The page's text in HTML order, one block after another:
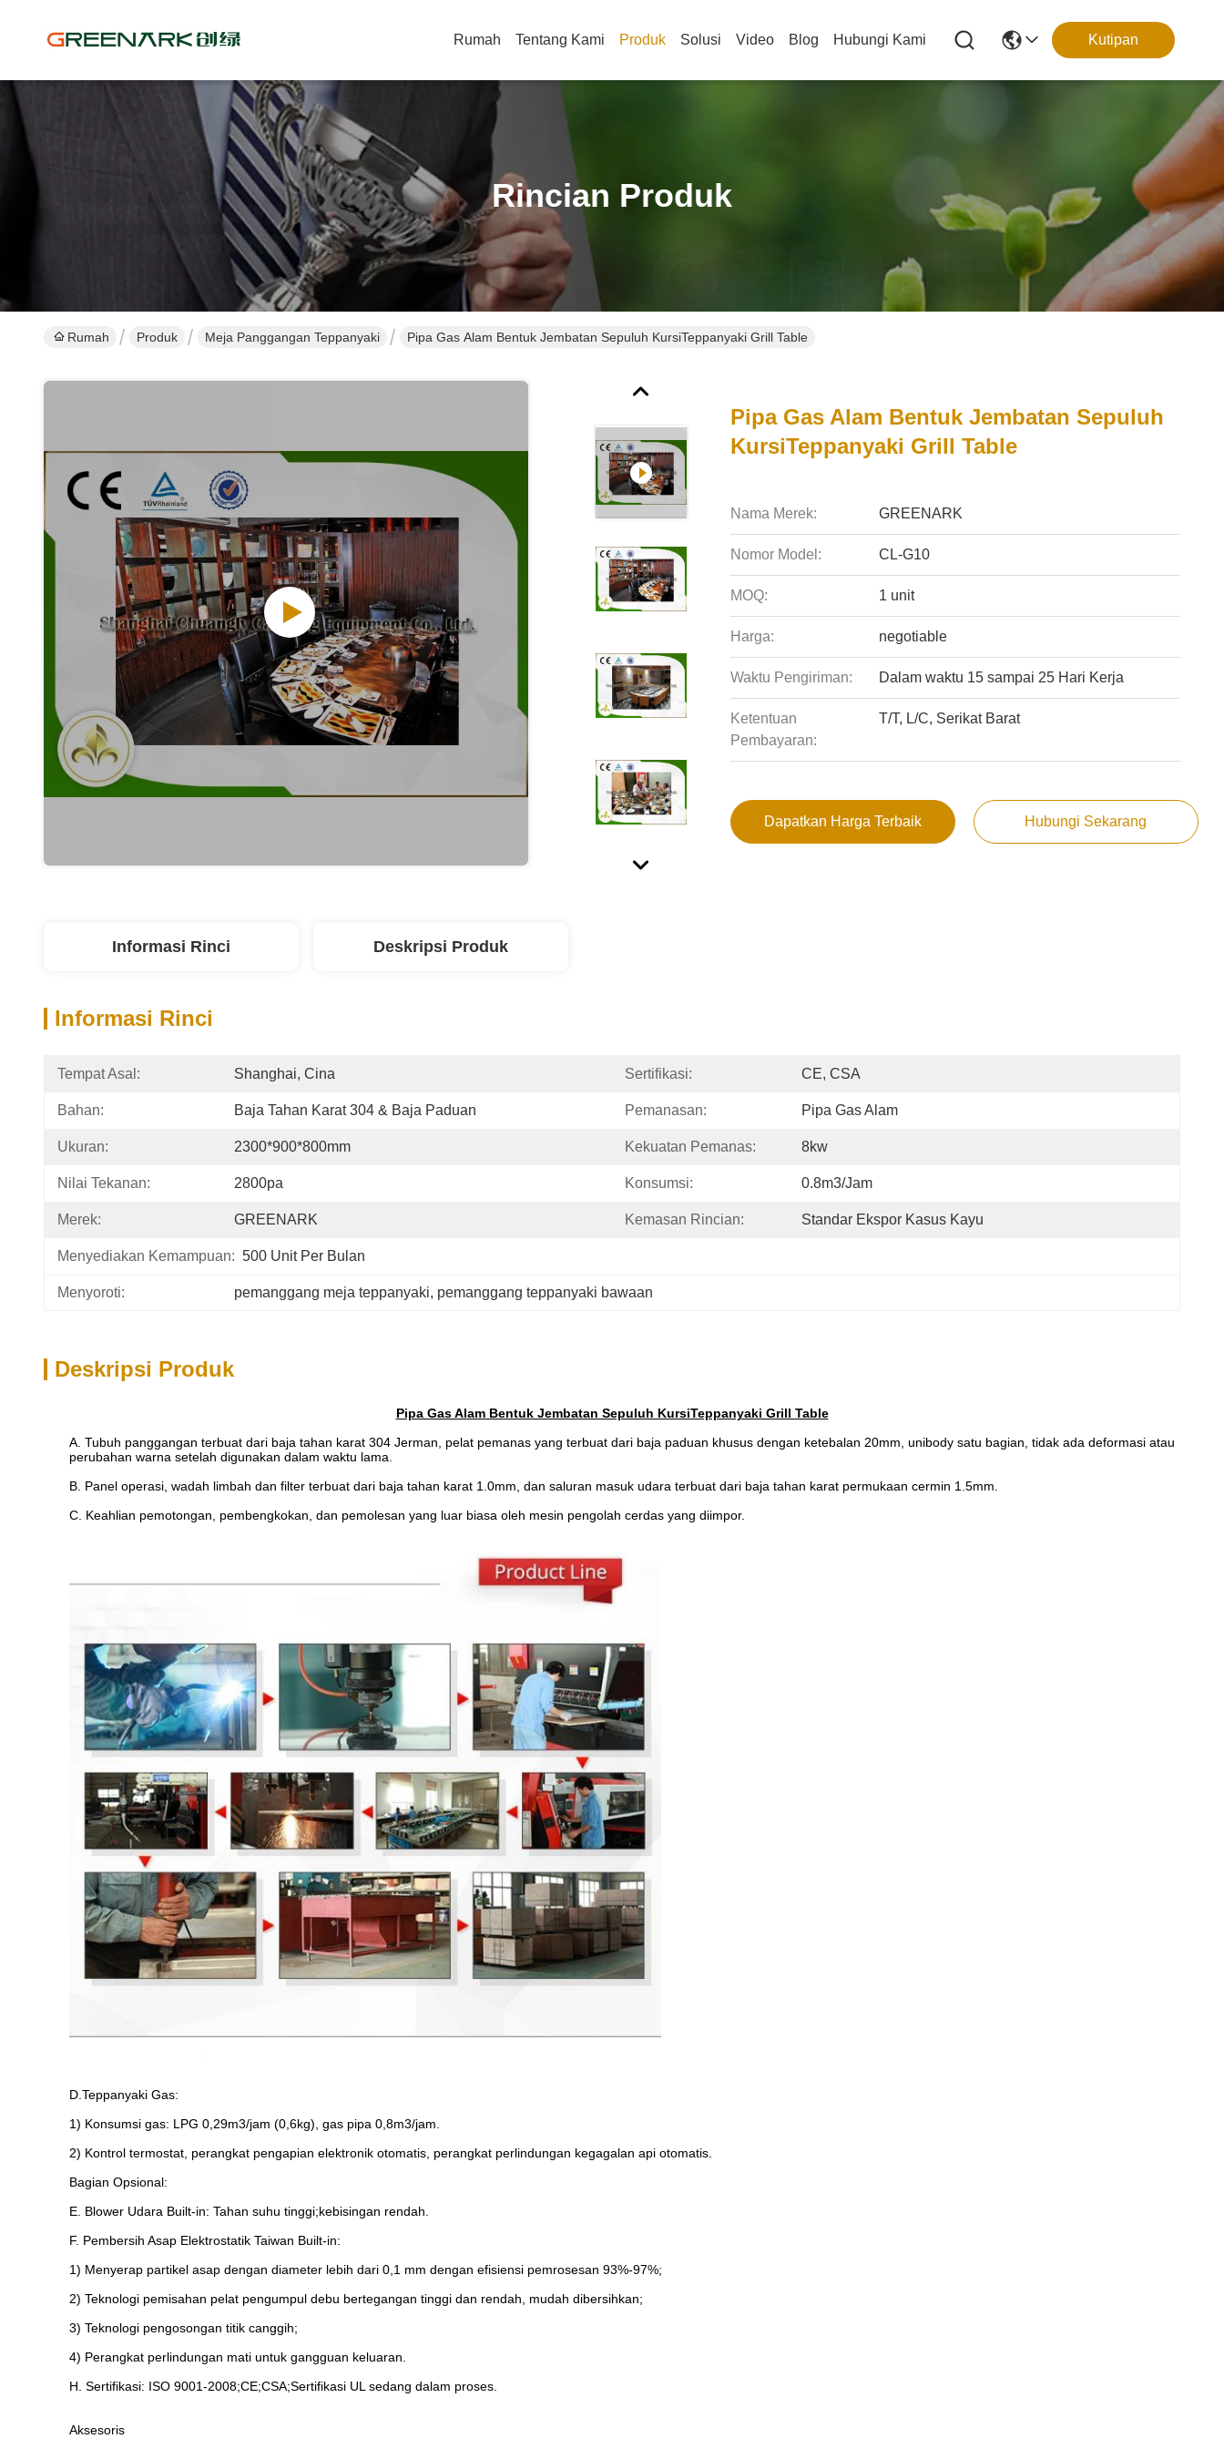
Rumah Tentang Kami Produk Solusi Video Blog Hubungi Kami Kutipan
Rincian Produk
Rumah Produk Meja Panggangan Teppanyaki Pipa Gas Alam Bentuk Jembatan Sepuluh KursiTeppanyaki Grill Table
Pipa Gas Alam Bentuk Jembatan Sepuluh
KursiTeppanyaki Grill Table
Nama Merek: GREENARK
Nomor Model: CL-G10
MOQ: 1 unit
Harga: negotiable
Waktu Pengiriman: Dalam waktu 15 sampai 25 Hari Kerja
Ketentuan
Pembayaran:
T/T, L/C, Serikat Barat
Dapatkan Harga Terbaik Hubungi Sekarang
Informasi Rinci Deskripsi Produk
Informasi Rinci
Tempat Asal: Shanghai, Cina Sertifikasi: CE, CSA
Bahan: Baja Tahan Karat 304 & Baja Paduan Pemanasan: Pipa Gas Alam
Ukuran: 2300*900*800mm Kekuatan Pemanas: 8kw
Nilai Tekanan: 2800pa Konsumsi: 0.8m3/jam
Merek: GREENARK Kemasan Rincian: Standar Ekspor Kasus Kayu
Menyediakan Kemampuan: 500 Unit Per Bulan
Menyoroti: pemanggang meja teppanyaki, pemanggang teppanyaki bawaan
Deskripsi Produk
Pipa Gas Alam Bentuk Jembatan Sepuluh KursiTeppanyaki Grill Table
A. Tubuh panggangan terbuat dari baja tahan karat 304 Jerman, pelat pemanas yang terbuat dari baja paduan khusus dengan ketebalan 20mm, unibody satu bagian, tidak ada deformasi atau
perubahan warna setelah digunakan dalam waktu lama.
B. Panel operasi, wadah limbah dan filter terbuat dari baja tahan karat 1.0mm, dan saluran masuk udara terbuat dari baja tahan karat permukaan cermin 1.5mm.
C. Keahlian pemotongan, pembengkokan, dan pemolesan yang luar biasa oleh mesin pengolah cerdas yang diimpor.
D.Teppanyaki Gas:
1) Konsumsi gas: LPG 0,29m3/jam (0,6kg), gas pipa 0,8m3/jam.
2) Kontrol termostat, perangkat pengapian elektronik otomatis, perangkat perlindungan kegagalan api otomatis.
Bagian Opsional:
E. Blower Udara Built-in: Tahan suhu tinggi;kebisingan rendah.
F. Pembersih Asap Elektrostatik Taiwan Built-in:
1) Menyerap partikel asap dengan diameter lebih dari 0,1 mm dengan efisiensi pemrosesan 93%-97%;
2) Teknologi pemisahan pelat pengumpul debu bertegangan tinggi dan rendah, mudah dibersihkan;
3) Teknologi pengosongan titik canggih;
4) Perangkat perlindungan mati untuk gangguan keluaran.
H. Sertifikasi: ISO 9001-2008;CE;CSA;Sertifikasi UL sedang dalam proses.
Aksesoris